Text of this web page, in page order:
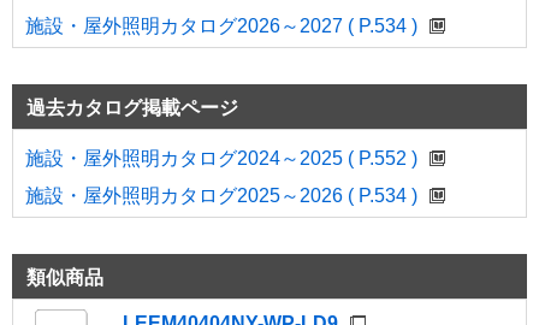
施設・屋外照明カタログ2026～2027 ( P.534 )
過去カタログ掲載ページ
施設・屋外照明カタログ2024～2025 ( P.552 )
施設・屋外照明カタログ2025～2026 ( P.534 )
類似商品